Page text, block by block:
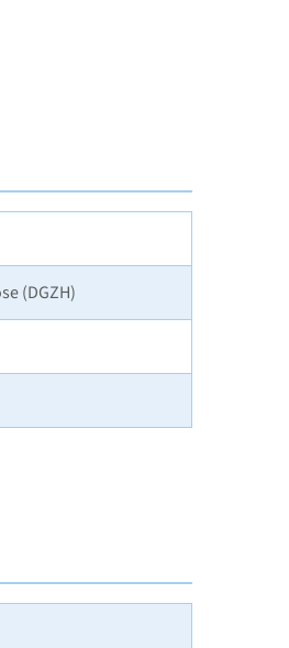
(DGZH)